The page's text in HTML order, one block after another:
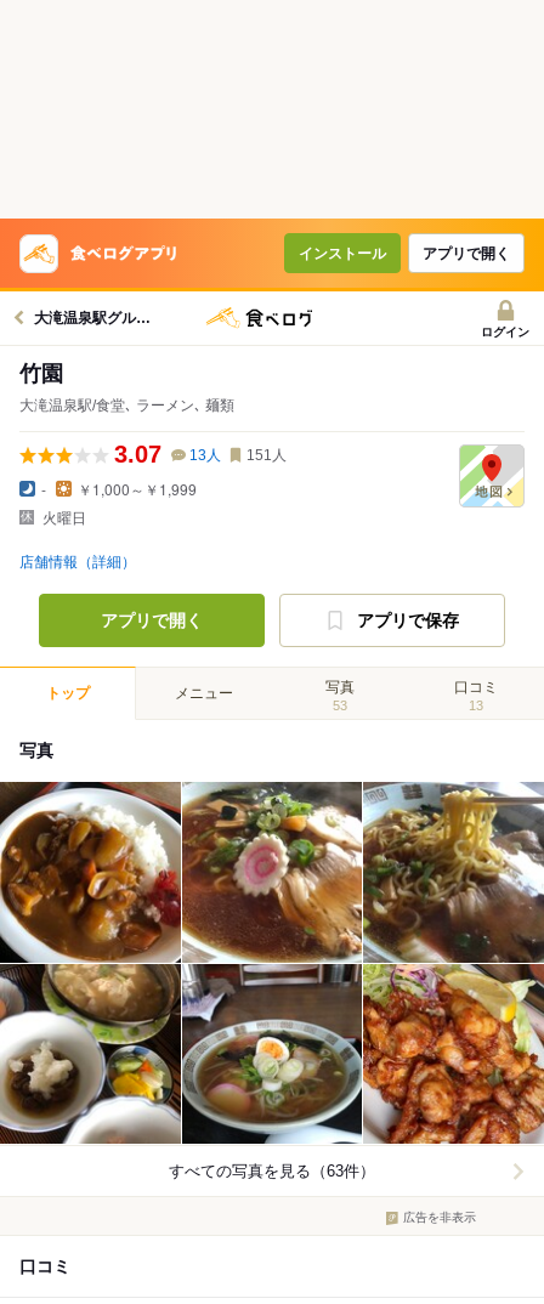
インストール アプリで開く
大滝温泉駅グルメへ
ログイン
竹園
大滝温泉駅/食堂､ ラーメン､ 麺類
3.07 13人 151 人
-
￥1,000～￥1,999
火曜日
店舗情報（詳細）
アプリで開く アプリで保存
トップ メニュー 写真
53
口コミ
13
写真
すべての写真を見る（63件）
広告を非表示
口コミ